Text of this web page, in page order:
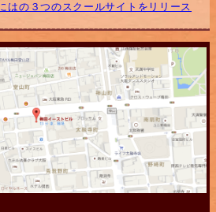
はの３つのスクールサイトをリリース